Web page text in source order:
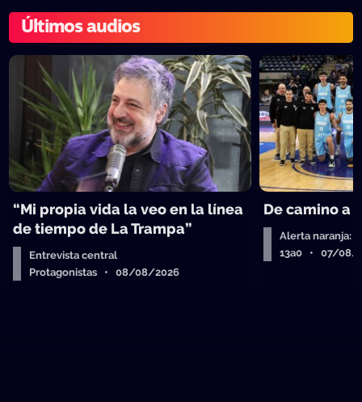
Últimos audios
“Mi propia vida la veo en la línea
de tiempo de La Trampa”
Entrevista central
Protagonistas • 08/08/2026
De camino a
Alerta naranja:
13a0 • 07/08/